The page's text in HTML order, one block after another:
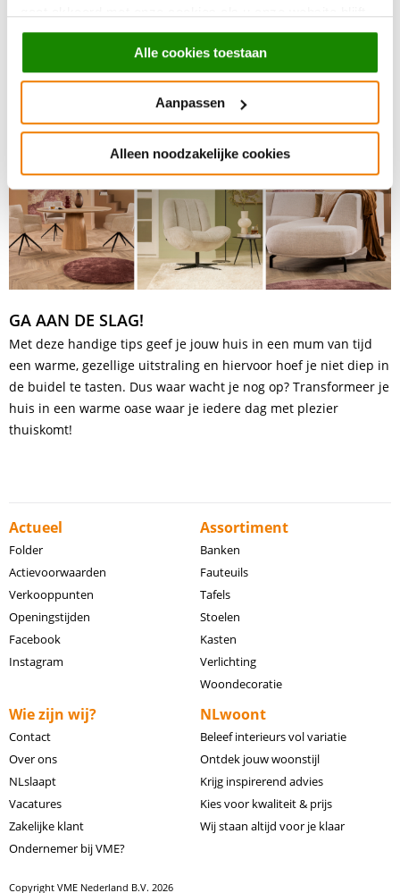
gebruiken.
Alle cookies toestaan
Aanpassen
Alleen noodzakelijke cookies
geurkaarsenof eenlekkere interieurspray
warme geuren zoals vanille, kaneel of sandelhout. Deze geuren
thuisgevoel.
GA AAN DE SLAG!
Met deze handige tips geef je jouw huis in een mum van tijd
een warme, gezellige uitstraling en hiervoor hoef je niet diep in
de buidel te tasten. Dus waar wacht je nog op? Transformeer je
huis in een warme oase waar je iedere dag met plezier
thuiskomt!
Actueel
Folder
Actievoorwaarden
Verkooppunten
Openingstijden
Facebook
Instagram
Assortiment
Banken
Fauteuils
Tafels
Stoelen
Kasten
Verlichting
Woondecoratie
Wie zijn wij?
Contact
Over ons
NLslaapt
Vacatures
Zakelijke klant
Ondernemer bij VME?
NLwoont
Beleef interieurs vol variatie
Ontdek jouw woonstijl
Krijg inspirerend advies
Kies voor kwaliteit & prijs
Wij staan altijd voor je klaar
Copyright VME Nederland B.V. 2026